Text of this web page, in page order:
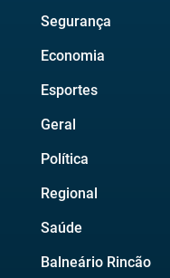
Segurança
Economia
Esportes
Geral
Política
Regional
Saúde
Balneário Rincão